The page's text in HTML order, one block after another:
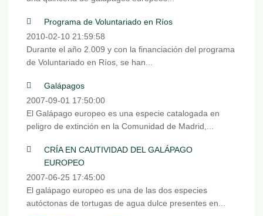
Programa de Voluntariado en Ríos
2010-02-10 21:59:58
Durante el año 2.009 y con la financiación del programa
de Voluntariado en Ríos, se han...
Galápagos
2007-09-01 17:50:00
El Galápago europeo es una especie catalogada en
peligro de extinción en la Comunidad de Madrid,...
CRÍA EN CAUTIVIDAD DEL GALÁPAGO
EUROPEO
2007-06-25 17:45:00
El galápago europeo es una de las dos especies
autóctonas de tortugas de agua dulce presentes en...